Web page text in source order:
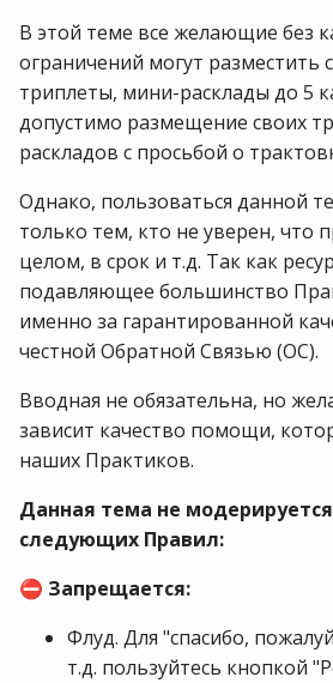
В этой теме все желающие без
ограничений могут разместить
триплеты, мини-расклады до 5
допустимо размещение своих
раскладов с просьбой о
Однако, пользоваться данной
только тем, кто не уверен, что
целом, в срок и т.д. Так как
подавляющее большинство
именно за гарантированной
честной Обратной Связью (ОС).
Вводная не обязательна, но
зависит качество помощи,
наших Практиков.
Данная тема не
следующих Правил:
⛔ Запрещается:
Флуд. Для "спасибо,
т.д. пользуйтесь кнопкой